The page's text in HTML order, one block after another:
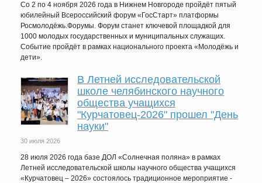
Со 2 по 4 ноября 2026 года в Нижнем Новгороде пройдёт пятый
юбилейный Всероссийский форум «ГосСтарт» платформы
Росмолодёжь.Форумы. Форум станет ключевой площадкой для
1000 молодых государственных и муниципальных служащих.
Событие пройдёт в рамках национального проекта «Молодёжь и
дети».
В Летней исследовательской
школе челябинского научного
общества учащихся
"Курчатовец-2026" прошел "День
науки"
30 июля 2026
28 июля 2026 года базе ДОЛ «Солнечная поляна» в рамках
Летней исследовательской школы научного общества учащихся
«Курчатовец – 2026» состоялось традиционное мероприятие -